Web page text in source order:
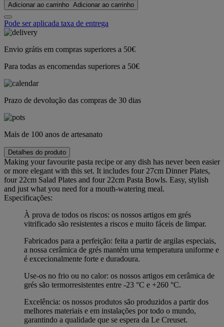
Adicionar ao carrinho Adicionar ao carrinho
Pode ser aplicada taxa de entrega
Envio grátis em compras superiores a 50€
Para todas as encomendas superiores a 50€
Prazo de devolução das compras de 30 dias
Mais de 100 anos de artesanato
Detalhes do produto
Making your favourite pasta recipe or any dish has never been easier
or more elegant with this set. It includes four 27cm Dinner Plates,
four 22cm Salad Plates and four 22cm Pasta Bowls. Easy, stylish
and just what you need for a mouth-watering meal.
Especificações:
À prova de todos os riscos: os nossos artigos em grés
vitrificado são resistentes a riscos e muito fáceis de limpar.
Fabricados para a perfeição: feita a partir de argilas especiais,
a nossa cerâmica de grés mantém uma temperatura uniforme e
é excecionalmente forte e duradoura.
Use-os no frio ou no calor: os nossos artigos em cerâmica de
grés são termorresistentes entre -23 °C e +260 °C.
Excelência: os nossos produtos são produzidos a partir dos
melhores materiais e em instalações por todo o mundo,
garantindo a qualidade que se espera da Le Creuset.